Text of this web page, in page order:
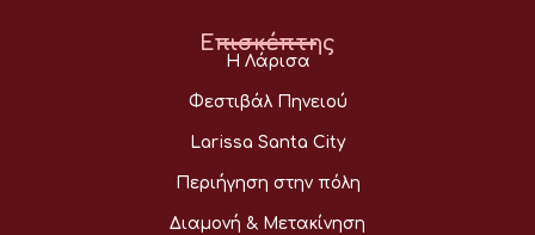
Επισκέπτης
Η Λάρισα
Φεστιβάλ Πηνειού
Larissa Santa City
Περιήγηση στην πόλη
Διαμονή & Μετακίνηση